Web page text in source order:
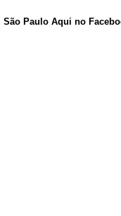
São Paulo Aqui no